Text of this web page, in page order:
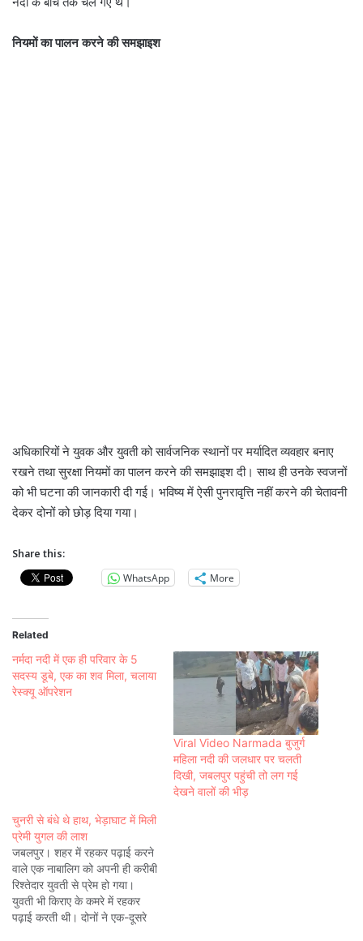
नियमों का पालन करने की समझाइश
अधिकारियों ने युवक और युवती को सार्वजनिक स्थानों पर मर्यादित व्यवहार बनाए
रखने तथा सुरक्षा नियमों का पालन करने की समझाइश दी। साथ ही उनके स्वजनों
को भी घटना की जानकारी दी गई। भविष्य में ऐसी पुनरावृत्ति नहीं करने की चेतावनी
देकर दोनों को छोड़ दिया गया।
Share this:
WhatsApp
More
Related
नर्मदा नदी में एक ही परिवार के 5
सदस्य डूबे, एक का शव मिला, चलाया
रेस्क्यू ऑपरेशन
Viral Video Narmada बुजुर्ग
महिला नदी की जलधार पर चलती
दिखी, जबलपुर पहुंची तो लग गई
देखने वालों की भीड़
चुनरी से बंधे थे हाथ, भेड़ाघाट में मिली
प्रेमी युगल की लाश
जबलपुर। शहर में रहकर पढ़ाई करने
वाले एक नाबालिग को अपनी ही करीबी
रिश्तेदार युवती से प्रेम हो गया।
युवती भी किराए के कमरे में रहकर
पढ़ाई करती थी। दोनों ने एक-दूसरे